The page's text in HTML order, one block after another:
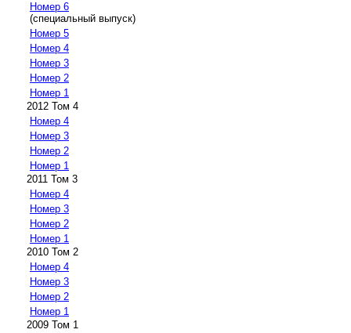
Номер 6
(специальный выпуск)
Номер 5
Номер 4
Номер 3
Номер 2
Номер 1
2012 Том 4
Номер 4
Номер 3
Номер 2
Номер 1
2011 Том 3
Номер 4
Номер 3
Номер 2
Номер 1
2010 Том 2
Номер 4
Номер 3
Номер 2
Номер 1
2009 Том 1